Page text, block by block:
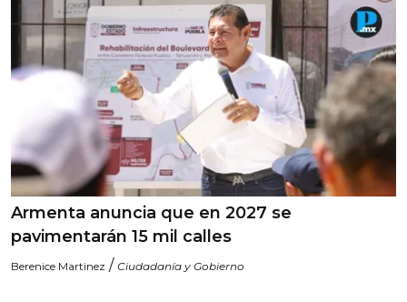
Armenta anuncia que en 2027 se
pavimentarán 15 mil calles
Berenice Martinez / Ciudadanía y Gobierno